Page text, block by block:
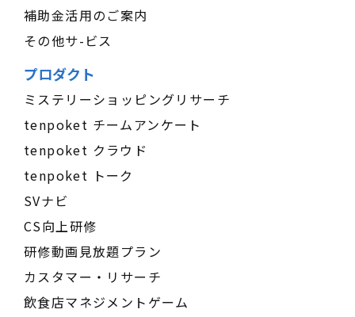
補助金活用のご案内
その他サ-ビス
プロダクト
ミステリーショッピングリサーチ
tenpoket チームアンケート
tenpoket クラウド
tenpoket トーク
SVナビ
CS向上研修
研修動画見放題プラン
カスタマー・リサーチ
飲食店マネジメントゲーム